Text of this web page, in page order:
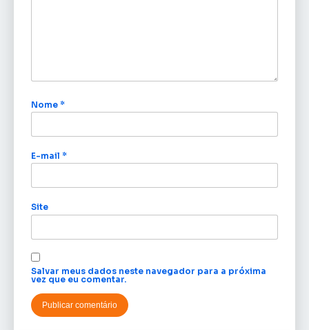
Nome *
E-mail *
Site
Salvar meus dados neste navegador para a próxima
vez que eu comentar.